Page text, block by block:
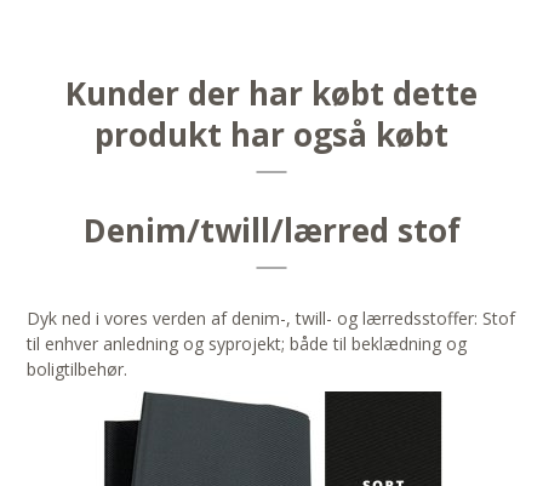
Kunder der har købt dette
produkt har også købt
Denim/twill/lærred stof
Dyk ned i vores verden af denim-, twill- og lærredsstoffer: Stof
til enhver anledning og syprojekt; både til beklædning og
boligtilbehør.